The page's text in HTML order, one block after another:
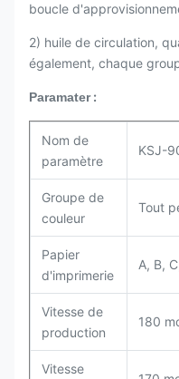
boucle
2) huile de circulation,
également, chaque
Paramater:
Nom de
paramètre
KSJ-
Groupe de
couleur
Tout
Papier
d'imprimerie
A, B,
Vitesse de
production
180
Vitesse